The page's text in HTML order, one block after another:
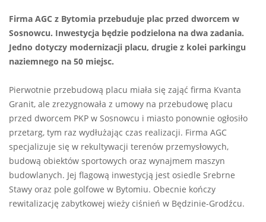
Firma AGC z Bytomia przebuduje plac przed dworcem w
Sosnowcu. Inwestycja będzie podzielona na dwa zadania.
Jedno dotyczy modernizacji placu, drugie z kolei parkingu
naziemnego na 50 miejsc.
Pierwotnie przebudową placu miała się zająć firma Kvanta
Granit, ale zrezygnowała z umowy na przebudowę placu
przed dworcem PKP w Sosnowcu i miasto ponownie ogłosiło
przetarg, tym raz wydłużając czas realizacji. Firma AGC
specjalizuje się w rekultywacji terenów przemysłowych,
budową obiektów sportowych oraz wynajmem maszyn
budowlanych. Jej flagową inwestycją jest osiedle Srebrne
Stawy oraz pole golfowe w Bytomiu. Obecnie kończy
rewitalizację zabytkowej wieży ciśnień w Będzinie-Grodźcu.